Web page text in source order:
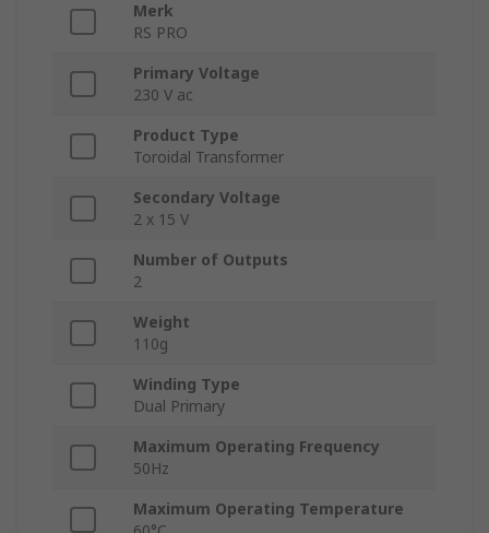
Merk
RS PRO
Primary Voltage
230 V ac
Product Type
Toroidal Transformer
Secondary Voltage
2 x 15 V
Number of Outputs
2
Weight
110g
Winding Type
Dual Primary
Maximum Operating Frequency
50Hz
Maximum Operating Temperature